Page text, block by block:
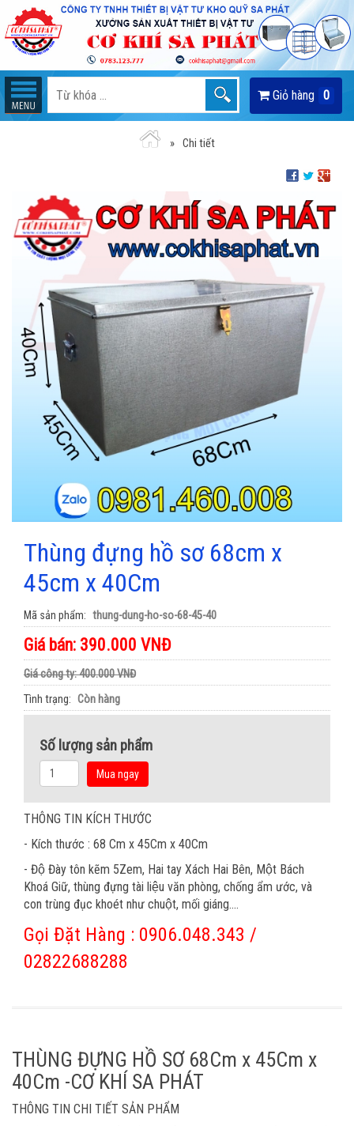
Giỏ hàng 0
Chi tiết
Thùng đựng hồ sơ 68cm x
45cm x 40Cm
Mã sản phẩm thung-dung-ho-so-68-45-40
Giá bán: 390.000 VNĐ
Giá công ty: 400.000 VNĐ
Tình trạng
Còn hàng
Số lượng sản phẩm
Mua ngay
THÔNG TIN KÍCH THƯỚC
- Kích thước : 68 Cm x 45Cm x 40Cm
- Độ Đày tôn kẽm 5Zem, Hai tay Xách Hai Bên, Một Bách
Khoá Giữ, thùng đựng tài liệu văn phòng, chống ẩm ước, và
con trùng đục khoét như chuột, mối giáng....
Gọi Đặt Hàng : 0906.048.343 /
02822688288
THÙNG ĐỰNG HỒ SƠ 68Cm x 45Cm x
40Cm -CƠ KHÍ SA PHÁT
THÔNG TIN CHI TIẾT SẢN PHẨM